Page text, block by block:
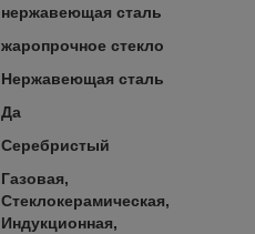
нержавеющая сталь
жаропрочное стекло
Нержавеющая сталь
Да
Серебристый
Газовая,
Стеклокерамическая,
Индукционная,